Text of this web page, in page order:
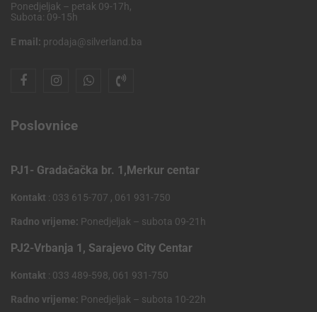
Ponedjeljak – petak 09-17h,
Subota: 09-15h
E mail: prodaja@silverland.ba
Poslovnice
PJ1- Gradačačka br. 1,Merkur centar
Kontakt : 033 615-707 , 061 931-750
Radno vrijeme: Ponedjeljak – subota 09-21h
PJ2-Vrbanja 1, Sarajevo City Centar
Kontakt : 033 489-598, 061 931-750
Radno vrijeme: Ponedjeljak – subota 10-22h